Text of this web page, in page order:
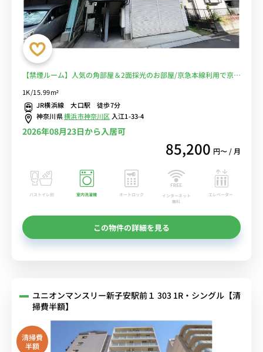
【禁煙ルーム】人気の角部屋＆2面採光のお部屋/京急本線利用で京急
ウントストア・MEGAドン・キホーテやライフがあり買い物に便利■
選べるWi-Fi格安レンタル中！
1K/15.99m²
JR横浜線 大口駅 徒歩7分
神奈川県横浜市神奈川区 入江1-33-4
2026年08月23日から入居可
85,200 円〜 / 月
バストイレ別 室内洗濯機 オートロック
インターネット
無料
エレベーター
この物件の詳細を見る
ユニオンマンスリー新子安駅前１ 303 1R・シングル【清
掃費半額】
清掃費
半額